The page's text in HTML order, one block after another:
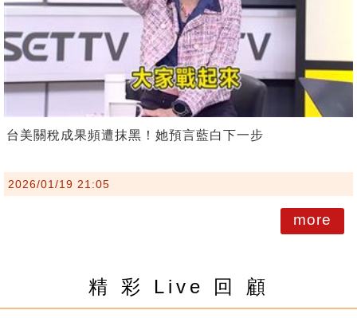
台美關稅成果頻遭抹黑！她預言藍白下一步
2026/01/19 21:05
more
精 彩 Live 回 顧